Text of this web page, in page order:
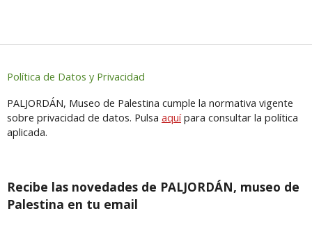
Política de Datos y Privacidad
PALJORDÁN, Museo de Palestina cumple la normativa vigente
sobre privacidad de datos. Pulsa aquípara consultar la política
aplicada.
Recibe las novedades de PALJORDÁN, museo de
Palestina en tu email